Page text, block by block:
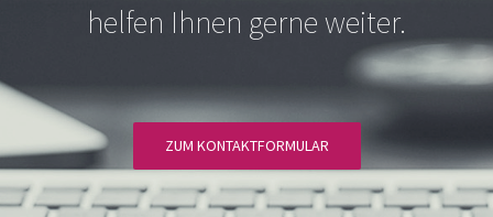
helfen Ihnen gerne weiter.
ZUM KONTAKTFORMULAR